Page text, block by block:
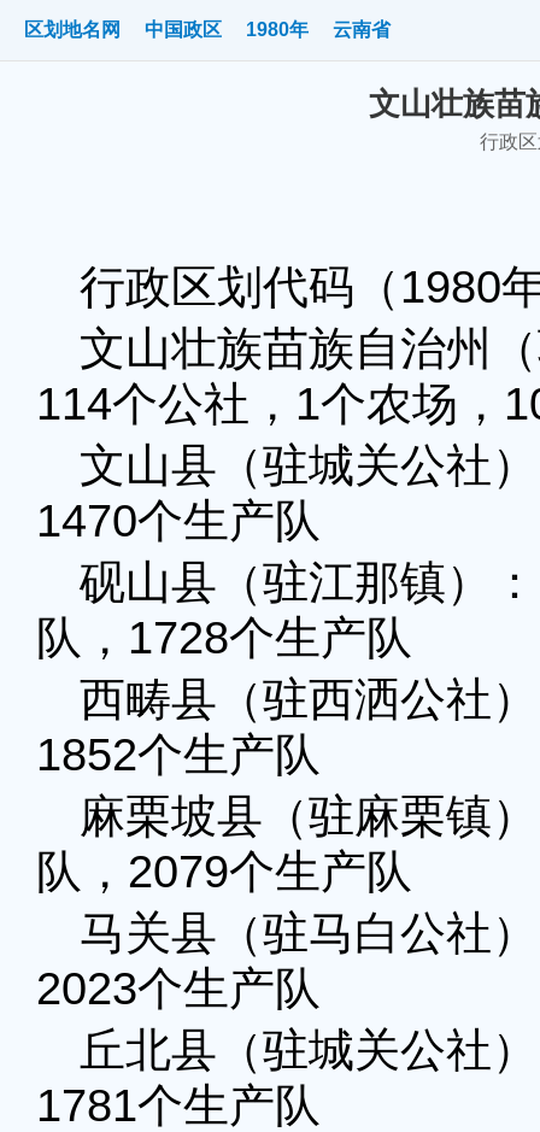
区划地名网 中国政区 1980年 云南省
文山壮族苗
行政
行政区划代码（1980
文山壮族苗族自治州
114个公社，1个农场，
文山县（驻城关公社
1470个生产队
砚山县（驻江那镇）
队，1728个生产队
西畴县（驻西洒公社
1852个生产队
麻栗坡县（驻麻栗镇
队，2079个生产队
马关县（驻马白公社
2023个生产队
丘北县（驻城关公社
1781个生产队